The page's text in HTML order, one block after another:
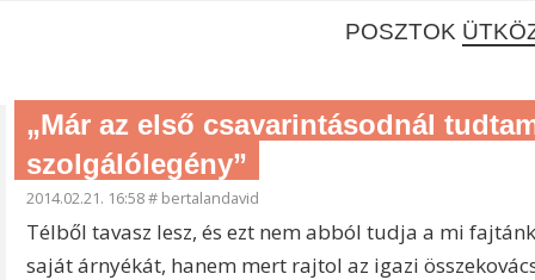
POSZTOK
„Már az első csavarintásodnál
szolgálólegény”
2014.02.21. 16:58# bertalandavid
Télből tavasz lesz, és ezt nem abból tudja a mi
saját árnyékát, hanem mert rajtol az igazi